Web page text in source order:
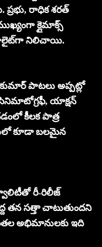
రాధిక శరత్
క్లైమాక్స్
హైలైట్‌గా నిలిచాయి.
పాటలు అప్పట్లో
యాక్షన్
కీలక పాత్ర
కూడా బలమైన
రీ-రిలీజ్
తన సత్తా చాటుతుందని
అభిమానులకు ఇది